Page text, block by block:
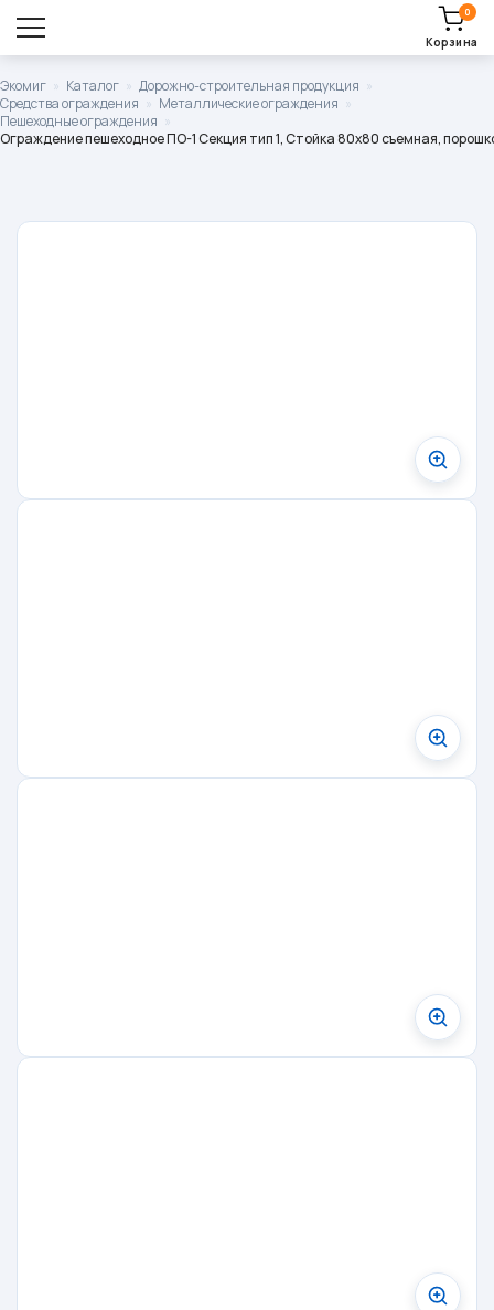
Оставить заявку
Корзина
0
Корзина пуста.
Экомиг » Каталог » Дорожно-строительная продукция »
Средства ограждения » Металлические ограждения »
Пешеходные ограждения »
Ограждение пешеходное ПО-1 Секция тип 1, Стойка 80х80 съемная,